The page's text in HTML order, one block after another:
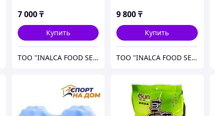
7 000₸
Купить
ТОО "INALCA FOOD SERVICE"
9 800₸
Купить
ТОО "INALCA FOOD SERVICE"